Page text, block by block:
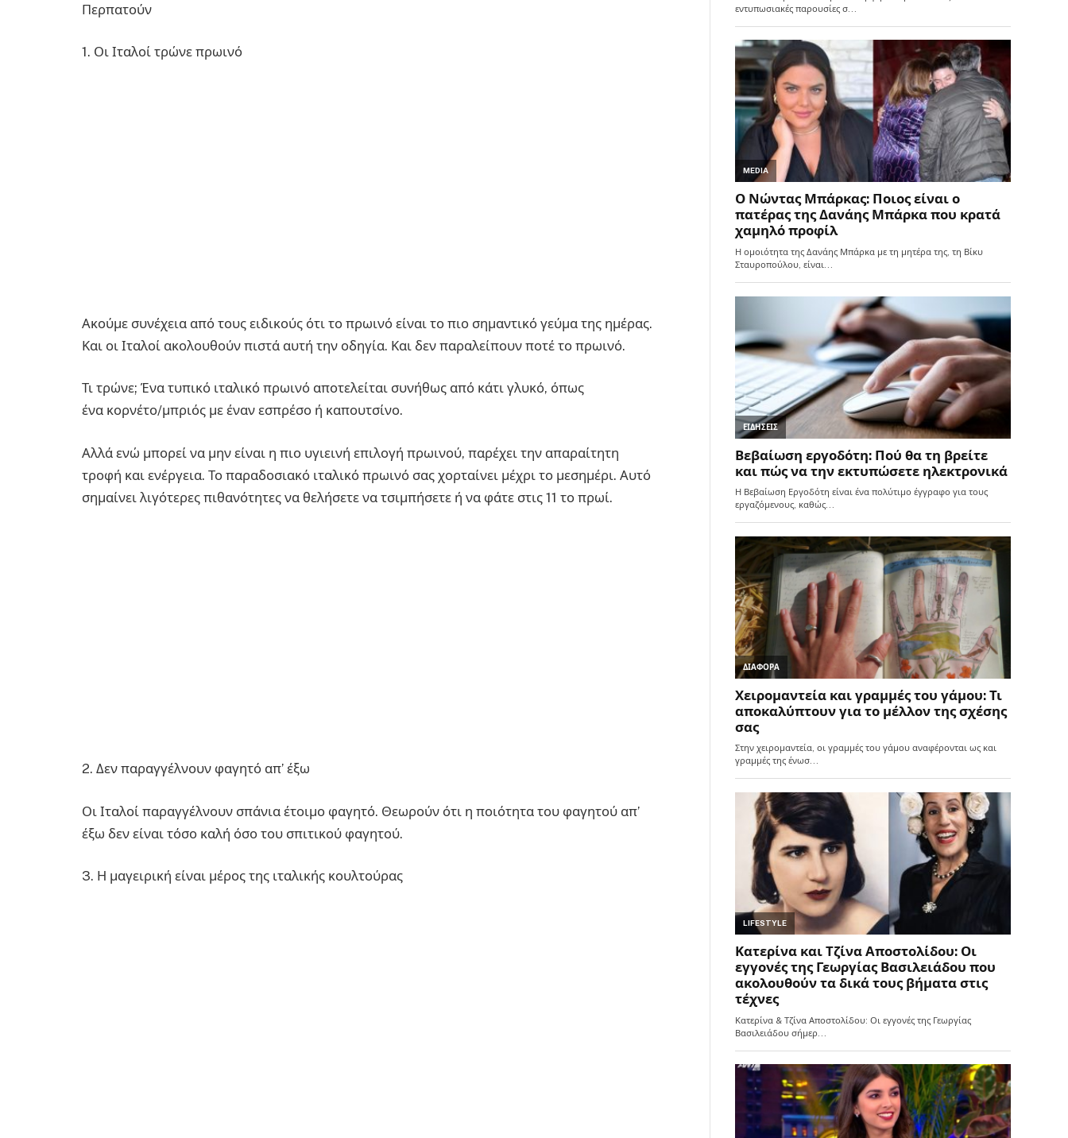
Περπατούν
1. Οι Ιταλοί τρώνε πρωινό
Ακούμε συνέχεια από τους ειδικούς ότι το πρωινό είναι το πιο σημαντικό γεύμα της ημέρας.
Και οι Ιταλοί ακολουθούν πιστά αυτή την οδηγία. Και δεν παραλείπουν ποτέ το πρωινό.
Τι τρώνε; Ένα τυπικό ιταλικό πρωινό αποτελείται συνήθως από κάτι γλυκό, όπως
ένα κορνέτο/μπριός με έναν εσπρέσο ή καπουτσίνο.
Αλλά ενώ μπορεί να μην είναι η πιο υγιεινή επιλογή πρωινού, παρέχει την απαραίτητη
τροφή και ενέργεια. Το παραδοσιακό ιταλικό πρωινό σας χορταίνει μέχρι το μεσημέρι. Αυτό
σημαίνει λιγότερες πιθανότητες να θελήσετε να τσιμπήσετε ή να φάτε στις 11 το πρωί.
2. Δεν παραγγέλνουν φαγητό απ’ έξω
Οι Ιταλοί παραγγέλνουν σπάνια έτοιμο φαγητό. Θεωρούν ότι η ποιότητα του φαγητού απ’
έξω δεν είναι τόσο καλή όσο του σπιτικού φαγητού.
3. Η μαγειρική είναι μέρος της ιταλικής κουλτούρας